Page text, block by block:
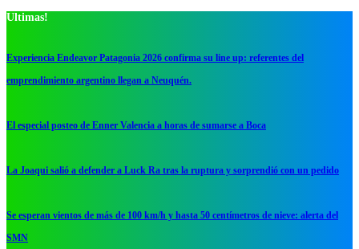
Ultimas!
Experiencia Endeavor Patagonia 2026 confirma su line up: referentes del
emprendimiento argentino llegan a Neuquén.
El especial posteo de Enner Valencia a horas de sumarse a Boca
La Joaqui salió a defender a Luck Ra tras la ruptura y sorprendió con un pedido
Se esperan vientos de más de 100 km/h y hasta 50 centímetros de nieve: alerta del
SMN